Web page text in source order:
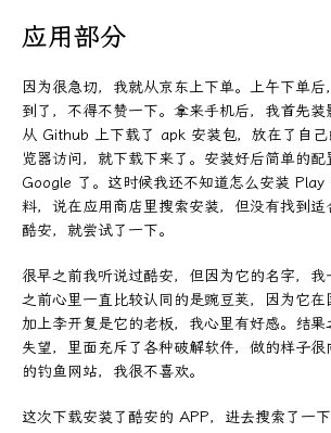
应用部分
因为很急切，我就从京东上下单。上午下单
到了，不得不赞一下。拿来手机后，我首先
从 Github 上下载了 apk 安装包，放在了自己
览器访问，就下载下来了。安装好后简单的配
Google 了。这时候我还不知道怎么安装 Play
料，说在应用商店里搜索安装，但没有找到适
酷安，就尝试了一下。
很早之前我听说过酷安，但因为它的名字，我
之前心里一直比较认同的是豌豆荚，因为它在
加上李开复是它的老板，我心里有好感。结
失望，里面充斥了各种破解软件，做的样子
的钓鱼网站，我很不喜欢。
这次下载安装了酷安的 APP，进去搜索了一